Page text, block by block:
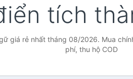
tích
giá rẻ nhất tháng 08/2026. Mua
phí, thu hộ COD